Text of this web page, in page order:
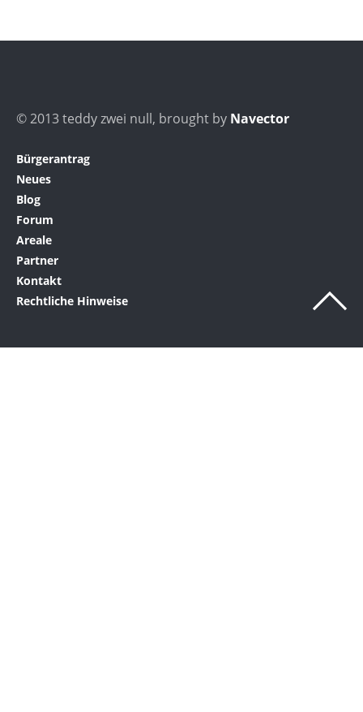
© 2013 teddy zwei null, brought by Navector
Bürgerantrag
Neues
Blog
Forum
Areale
Partner
Kontakt
Rechtliche Hinweise